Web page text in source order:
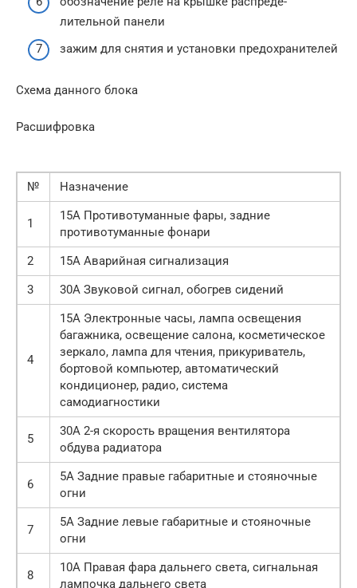
лительной панели
зажим для снятия и установки предохра­нителей
Схема данного блока
Расшифровка
№ Назначение
1
15А Противотуманные фары, задние
противотуманные фонари
2
15А Аварийная сигнализация
3
30А Звуковой сигнал, обогрев сидений
4
15А Электронные часы, лампа освещения
багажника, освещение салона, косметическое
зеркало, лампа для чтения, прикуриватель,
бортовой компьютер, автоматический
кондиционер, радио, система
самодиагностики
5
30А 2-я скорость вращения вентилятора
обдува радиатора
6
5А Задние правые габаритные и стояночные
огни
7
5А Задние левые габаритные и стояночные
огни
8
10А Правая фара дальнего света, сигнальная
лампочка дальнего света